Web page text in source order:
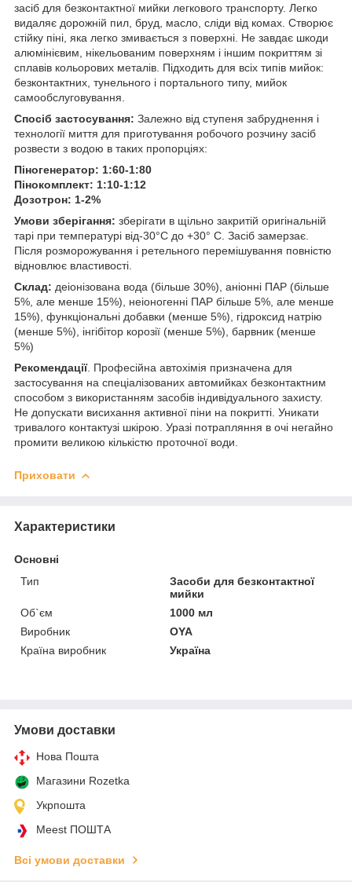
засіб для безконтактної мийки легкового транспорту. Легко
видаляє дорожній пил, бруд, масло, сліди від комах. Створює
стійку піні, яка легко змивається з поверхні. Не завдає шкоди
алюмінієвим, нікельованим поверхням і іншим покриттям зі
сплавів кольорових металів. Підходить для всіх типів мийок:
безконтактних, тунельного і портального типу, мийок
самообслуговування.
Спосіб застосування: Залежно від ступеня забруднення і
технології миття для приготування робочого розчину засіб
розвести з водою в таких пропорціях:
Піногенератор: 1:60-1:80
Пінокомплект: 1:10-1:12
Дозотрон: 1-2%
Умови зберігання: зберігати в щільно закритій оригінальній
тарі при температурі від-30°C до +30° С. Засіб замерзає.
Після розморожування і ретельного перемішування повністю
відновлює властивості.
Склад: деіонізована вода (більше 30%), аніонні ПАР (більше
5%, але менше 15%), неіоногенні ПАР більше 5%, але менше
15%), функціональні добавки (менше 5%), гідроксид натрію
(менше 5%), інгібітор корозії (менше 5%), барвник (менше
5%)
Рекомендації. Професійна автохімія призначена для
застосування на спеціалізованих автомийках безконтактним
способом з використанням засобів індивідуального захисту.
Не допускати висихання активної піни на покритті. Уникати
тривалого контактузі шкірою. Уразі потрапляння в очі негайно
промити великою кількістю проточної води.
Приховати
Характеристики
Основні
Тип
Засоби для безконтактної
мийки
Об`єм
1000 мл
Виробник
OYA
Країна виробник
Україна
Умови доставки
Нова Пошта
Магазини Rozetka
Укрпошта
Meest ПОШТА
Всі умови доставки